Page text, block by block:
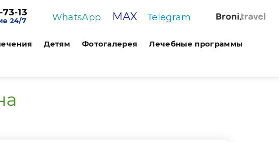
13
24/7 WhatsApp MAX Telegram
Детям Фотогалерея Лечебные программы